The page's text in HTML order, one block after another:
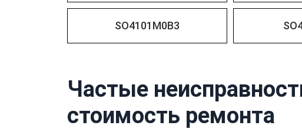
SO4101M0B3
Частые
стоимость ремонта